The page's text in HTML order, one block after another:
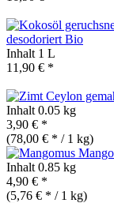
desodoriert Bio
Inhalt 1 L
11,90 € *
Inhalt 0.05 kg
3,90 € *
(78,00 € * / 1 kg)
Inhalt 0.85 kg
4,90 € *
(5,76 € * / 1 kg)